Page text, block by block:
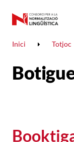
Inici Totjoc